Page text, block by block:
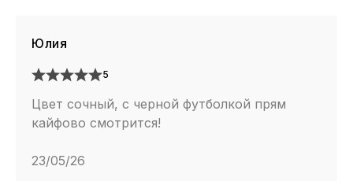
Юлия
5
Цвет сочный, с черной футболкой прям
кайфово смотрится!
23/05/26